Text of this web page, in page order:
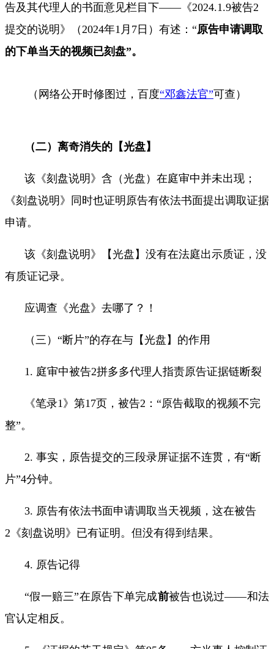
告及其代理人的书面意见栏目下——《2024.1.9被告2
提交的说明》（ 2024年1 月 7日）有述： “原告申请调取
的下单当天的视频已刻盘”。
（网络公开时修图过，百度“邓鑫法官”可查）
（二）离奇消失的【光盘】
该《刻盘说明》含（光盘）在庭审中并未出现；
《刻盘说明》同时也证明原告有依法书面提出调取证据
申请。
该《刻盘说明》【光盘】没有在法庭出示质证，没
有质证记录。
应调查《光盘》去哪了？！
（三）“断片”的存在与【光盘】的作用
1. 庭审中被告2拼多多代理人指责原告证据链断裂
《笔录1 》第17页，被告2 ： “原告截取的视频不完
整”。
2. 事实，原告提交的三段录屏证据不连贯，有“断
片”4分钟。
3. 原告有依法书面申请调取当天视频，这在被告
2 《刻盘说明》已有证明。但没有得到结果。
4. 原告记得
“假一赔三”在原告下单完成前被告也说过——和法
官认定相反。